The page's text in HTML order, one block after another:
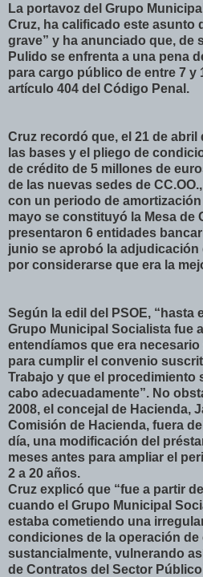
La portavoz del Grupo
Cruz, ha calificado este asunto
grave” y ha anunciado que, de
Pulido se enfrenta a una pena
para cargo público de entre 7 y
artículo 404 del Código Penal.
Cruz recordó que, el 21 de abril
las bases y el pliego de
de crédito de 5 millones de
de las nuevas sedes de
con un periodo de amortización
mayo se constituyó la Mesa de
presentaron 6 entidades
junio se aprobó la adjudicación
por considerarse que era la
Según la edil del PSOE, “hasta
Grupo Municipal Socialista fue
entendíamos que era
para cumplir el convenio
Trabajo y que el procedimiento
cabo adecuadamente”. No
2008, el concejal de Hacienda,
Comisión de Hacienda, fuera
día, una modificación del
meses antes para ampliar el
2 a 20 años.
Cruz explicó que “fue a partir
cuando el Grupo Municipal
estaba cometiendo una
condiciones de la operación de
sustancialmente, vulnerando
de Contratos del Sector